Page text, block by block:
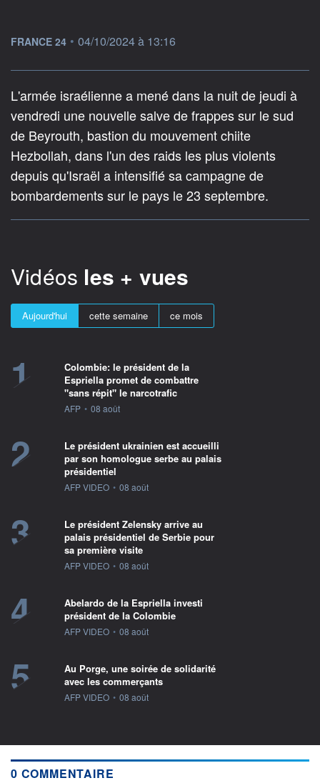
information fournie par
FRANCE 24 • 04/10/2024 à 13:16
L'armée israélienne a mené dans la nuit de jeudi à
vendredi une nouvelle salve de frappes sur le sud
de Beyrouth, bastion du mouvement chiite
Hezbollah, dans l'un des raids les plus violents
depuis qu'Israël a intensifié sa campagne de
bombardements sur le pays le 23 septembre.
Vidéos les + vues
Aujourd'hui cette semaine ce mois
1
Colombie: le président de la
Espriella promet de combattre
"sans répit" le narcotrafic
information fournie par
AFP • 08 août
2
Le président ukrainien est accueilli
par son homologue serbe au palais
présidentiel
information fournie par
AFP VIDEO • 08 août
3
Le président Zelensky arrive au
palais présidentiel de Serbie pour
sa première visite
information fournie par
AFP VIDEO • 08 août
4
Abelardo de la Espriella investi
président de la Colombie
information fournie par
AFP VIDEO • 08 août
5
Au Porge, une soirée de solidarité
avec les commerçants
information fournie par
AFP VIDEO • 08 août
0 COMMENTAIRE